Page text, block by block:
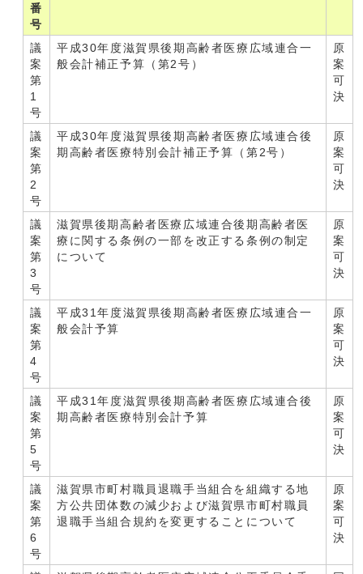
番
号
議
案
第
1
号
平成30年度滋賀県後期高齢者医療広域連合一
般会計補正予算（第2号）
原
案
可
決
議
案
第
2
号
平成30年度滋賀県後期高齢者医療広域連合後
期高齢者医療特別会計補正予算（第2号）
原
案
可
決
議
案
第
3
号
滋賀県後期高齢者医療広域連合後期高齢者医
療に関する条例の一部を改正する条例の制定
について
原
案
可
決
議
案
第
4
号
平成31年度滋賀県後期高齢者医療広域連合一
般会計予算
原
案
可
決
議
案
第
5
号
平成31年度滋賀県後期高齢者医療広域連合後
期高齢者医療特別会計予算
原
案
可
決
議
案
第
6
号
滋賀県市町村職員退職手当組合を組織する地
方公共団体数の減少および滋賀県市町村職員
退職手当組合規約を変更することについて
原
案
可
決